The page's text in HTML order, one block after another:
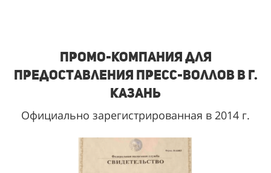
Промо-компания для
предоставления пресс-воллов в г.
Казань
Официально зарегистрированная в 2014 г.